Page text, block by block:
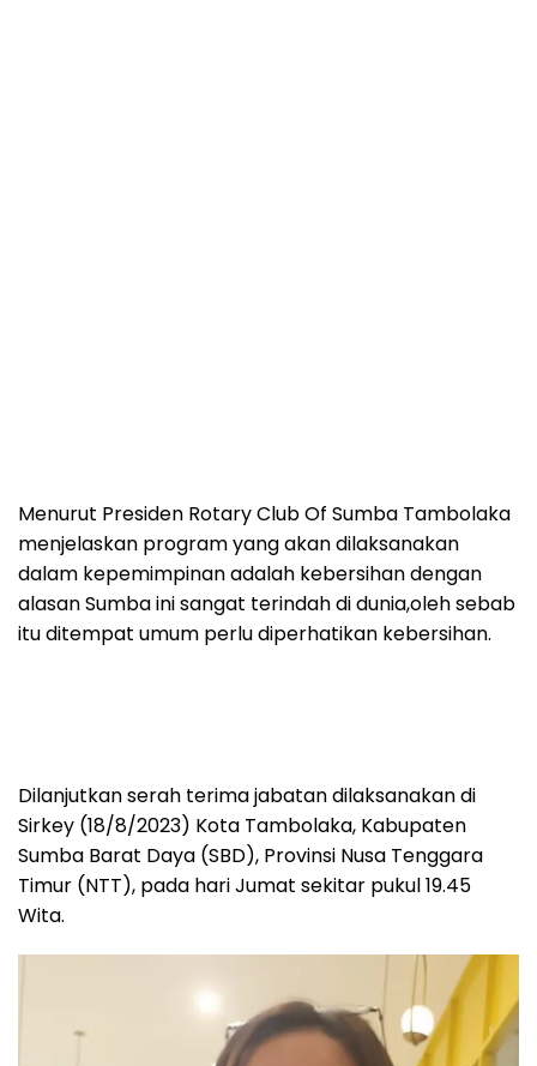
Menurut Presiden Rotary Club Of Sumba Tambolaka
menjelaskan program yang akan dilaksanakan
dalam kepemimpinan adalah kebersihan dengan
alasan Sumba ini sangat terindah di dunia,oleh sebab
itu ditempat umum perlu diperhatikan kebersihan.
Dilanjutkan serah terima jabatan dilaksanakan di
Sirkey (18/8/2023) Kota Tambolaka, Kabupaten
Sumba Barat Daya (SBD), Provinsi Nusa Tenggara
Timur (NTT), pada hari Jumat sekitar pukul 19.45
Wita.